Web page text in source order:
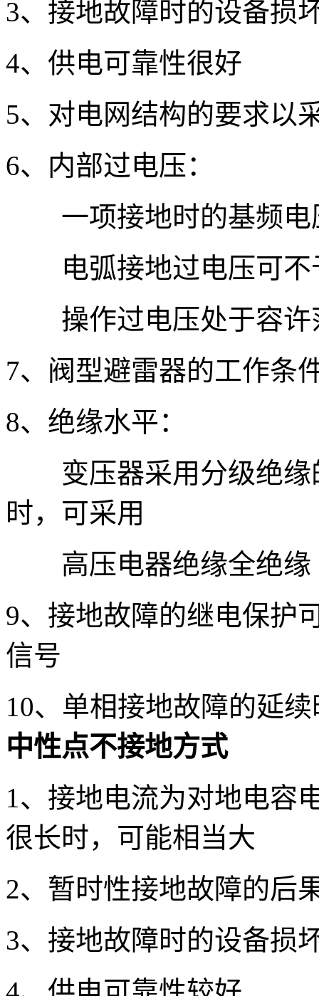
3、接地故障时的设备损
4、供电可靠性很好
5、对电网结构的要求以
6、内部过电压：
一项接地时的基频电
电弧接地过电压可不
操作过电压处于容许
7、阀型避雷器的工作条
8、绝缘水平：
变压器采用分级绝缘
时，可采用
高压电器绝缘全绝缘
9、接地故障的继电保护
信号
10、单相接地故障的延
中性点不接地方式
1、接地电流为对地电容
很长时，可能相当大
2、暂时性接地故障的后
3、接地故障时的设备损